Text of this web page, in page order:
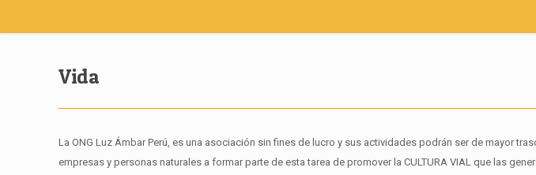
Vida
La ONG Luz Ámbar Perú, es una asociación sin fines de lucro y sus actividades podrán ser de mayor
empresas y personas naturales a formar parte de esta tarea de promover la CULTURA VIAL que las